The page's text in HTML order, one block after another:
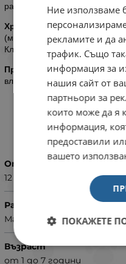
различни захари.
Хранителни добавки:
(мед): мг, E (манган): мг, E
Клиноптилолит с утаячен
Протеин:
8.5% - Мазнини:
влакнини: 1.6% - за кг: ЕПА/
Опаковка
12 x 85 г
Размер
Малки и мини породи до
Възраст
от 1 до 7 години
Ние използваме
рекламите и да
трафик. Също
информация за
нашия сайт от
партньори за
които може да я
информация,
предоставили
вашето
ПОКАЖЕТЕ